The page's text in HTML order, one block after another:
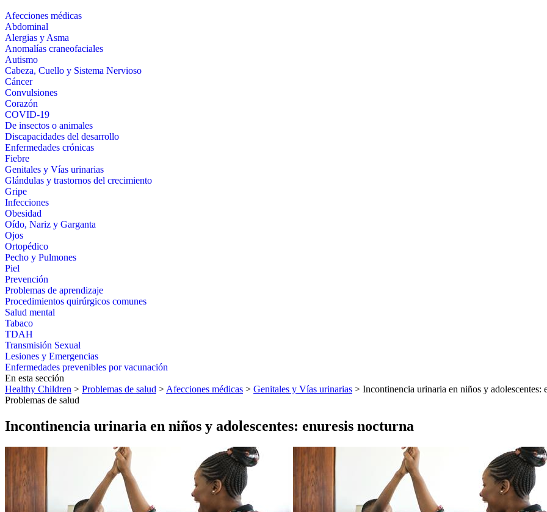
Afecciones médicas
Abdominal
Alergias y Asma
Anomalías craneofaciales
Autismo
Cabeza, Cuello y Sistema Nervioso
Cáncer
Convulsiones
Corazón
COVID-19
De insectos o animales
Discapacidades del desarrollo
Enfermedades crónicas
Fiebre
Genitales y Vías urinarias
Glándulas y trastornos del crecimiento
Gripe
Infecciones
Obesidad
Oído, Nariz y Garganta
Ojos
Ortopédico
Pecho y Pulmones
Piel
Prevención
Problemas de aprendizaje
Procedimientos quirúrgicos comunes
Salud mental
Tabaco
TDAH
Transmisión Sexual
Lesiones y Emergencias
Enfermedades prevenibles por vacunación
En esta sección
Healthy Children > Problemas de salud > Afecciones médicas > Genitales y Vías urinarias > Incontinencia urinaria en niños y adolescentes:
Problemas de salud
Incontinencia urinaria en niños y adolescentes: enuresis nocturna